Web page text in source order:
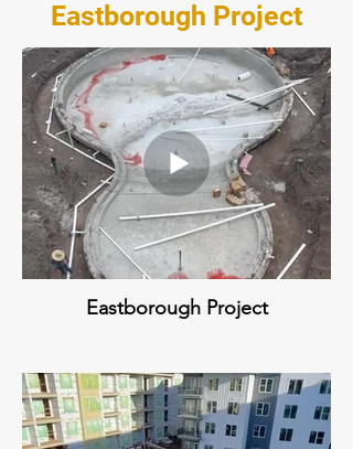
Eastborough Project
Eastborough Project